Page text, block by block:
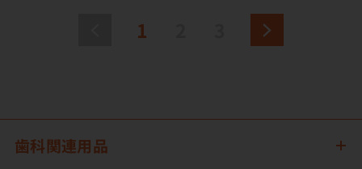
1
歯科関連用品